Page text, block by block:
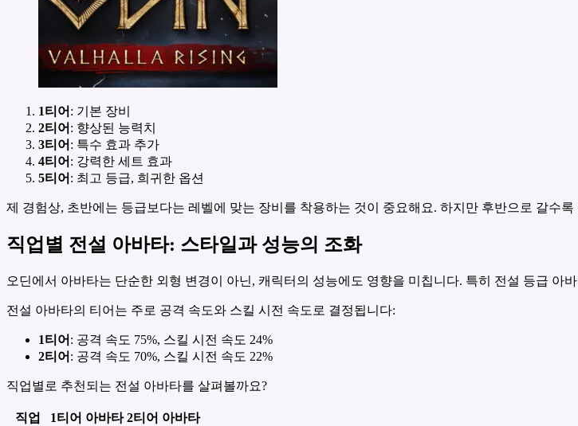
1티어 : 기본 장비
2티어 : 향상된 능력치
3티어 : 특수 효과 추가
4티어 : 강력한 세트 효과
5티어 : 최고 등급, 희귀한 옵션
제 경험상, 초반에는 등급보다는 레벨에 맞는 장비를 착용하는 것이 중요해요. 하지만 후반으로 갈수
직업별 전설 아바타: 스타일과 성능의 조화
오딘에서 아바타는 단순한 외형 변경이 아닌, 캐릭터의 성능에도 영향을 미칩니다. 특히 전설 등급 아
전설 아바타의 티어는 주로 공격 속도와 스킬 시전 속도로 결정됩니다:
1티어 : 공격 속도 75%, 스킬 시전 속도 24%
2티어 : 공격 속도 70%, 스킬 시전 속도 22%
직업별로 추천되는 전설 아바타를 살펴볼까요?
직업 1티어 아바타 2티어 아바타